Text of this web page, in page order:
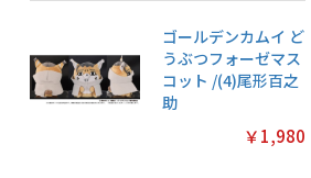
ゴールデンカムイ ど
うぶつフォーゼマス
コット /(4)尾形百之
助
￥1,980